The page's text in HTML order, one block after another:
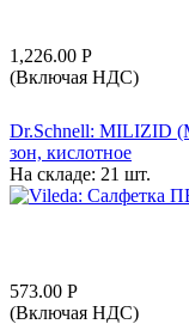
1,226.00 Р
(Включая НДС)
Dr.Schnell: MILIZID
зон, кислотное
На складе: 21 шт.
573.00 Р
(Включая НДС)